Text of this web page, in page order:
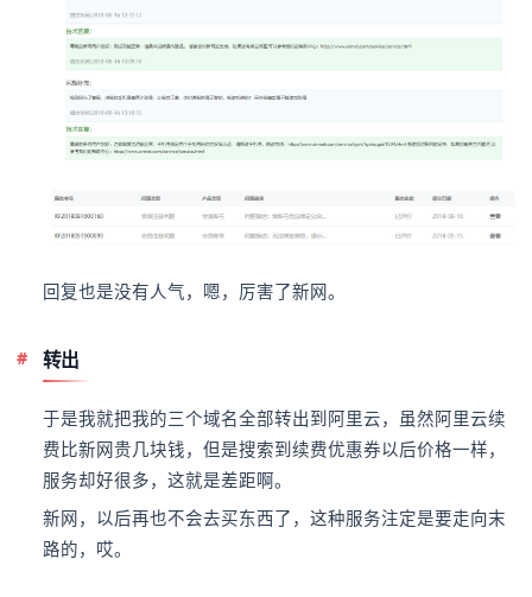
回复也是没有人气，嗯，厉害了新网。
转出
于是我就把我的三个域名全部转出到阿里云，虽然阿里云续
费比新网贵几块钱，但是搜索到续费优惠券以后价格一样，
服务却好很多，这就是差距啊。
新网，以后再也不会去买东西了，这种服务注定是要走向末
路的，哎。